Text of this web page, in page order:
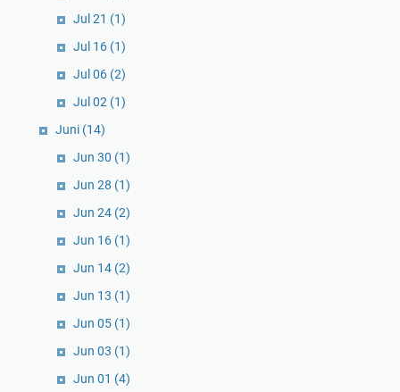
Jul 21 (1)
Jul 16 (1)
Jul 06 (2)
Jul 02 (1)
Juni (14)
Jun 30 (1)
Jun 28 (1)
Jun 24 (2)
Jun 16 (1)
Jun 14 (2)
Jun 13 (1)
Jun 05 (1)
Jun 03 (1)
Jun 01 (4)